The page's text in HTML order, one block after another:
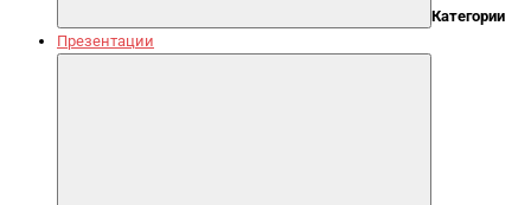
Категории
Презентации